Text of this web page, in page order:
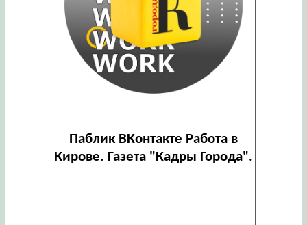
Паблик ВКонтакте Работа в
Кирове. Газета "Кадры Города".